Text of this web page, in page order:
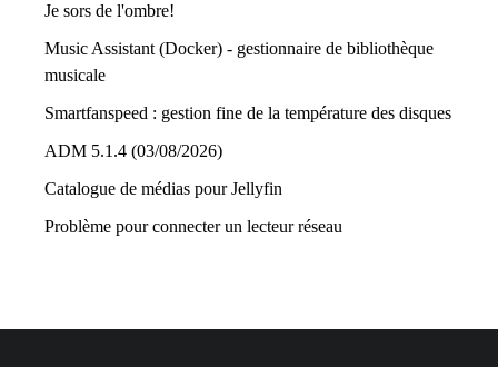
Je sors de l'ombre!
Music Assistant (Docker) - gestionnaire de bibliothèque
musicale
Smartfanspeed : gestion fine de la température des disques
ADM 5.1.4 (03/08/2026)
Catalogue de médias pour Jellyfin
Problème pour connecter un lecteur réseau